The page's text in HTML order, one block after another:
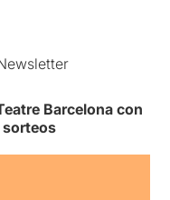
Barcelona con
sorteos